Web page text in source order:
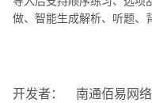
做、智能生成解析、听题、
开发者：
南通佰易网